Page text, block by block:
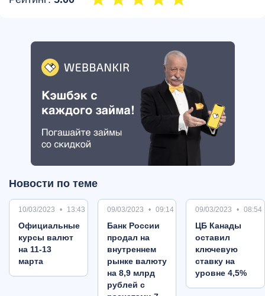
Новости по теме
10/03/2023 13:43
Oфициальные
курсы валют
на 11-13
марта
09/03/2023 09:14
Банк России
продал на
внутреннем
рынке валюту
на 8,9 млрд
рублей с
09/03/2023 08:54
ЦБ Канады
оставил
ключевую
ставку на
уровне 4,5%